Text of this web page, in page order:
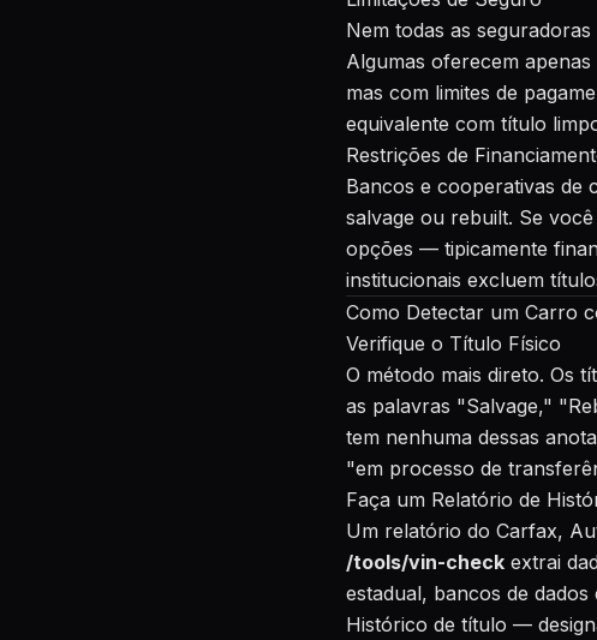
Nem todas as
Algumas oferecem
mas com limites de
equivalente com título
Restrições de
Bancos e cooperativas de
salvage ou rebuilt. Se
opções — tipicamente
institucionais excluem
Como Detectar um Carro
Verifique o Título Físico
O método mais direto. Os
as palavras "Salvage,"
tem nenhuma dessas
"em processo de
Faça um Relatório de
Um relatório do Carfax,
/tools/vin-check extrai
estadual, bancos de
Histórico de título —